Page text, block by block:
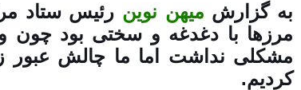
به گزارش میهن نوین رئیس ستاد
مرزها با دغدغه و سختی بود چون
مشکلی نداشت اما ما چالش عبور
کردیم.